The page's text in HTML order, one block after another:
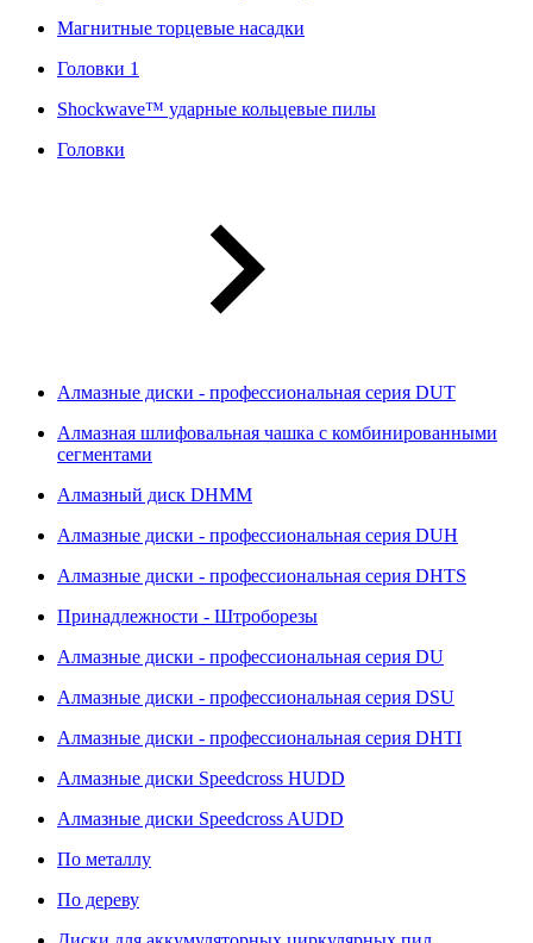
Магнитные торцевые насадки
Головки 1
Shockwave™ ударные кольцевые пилы
Головки
Алмазные диски - профессиональная серия DUT
Алмазная шлифовальная чашка с комбинированными
сегментами
Алмазный диск DHMM
Алмазные диски - профессиональная серия DUH
Алмазные диски - профессиональная серия DHTS
Принадлежности - Штроборезы
Алмазные диски - профессиональная серия DU
Алмазные диски - профессиональная серия DSU
Алмазные диски - профессиональная серия DHTI
Алмазные диски Speedcross HUDD
Алмазные диски Speedcross AUDD
По металлу
По дереву